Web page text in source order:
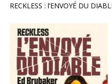
RECKLESS : l’ENVOYÉ DU